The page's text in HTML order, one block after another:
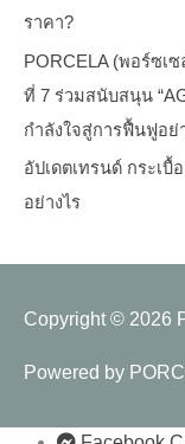
ราคา?
PORCELA (พอร์ซเ
ที่ 7 ร่วมสนับสนุน
กำลังใจสู่การฟื้นฟูอย่
อัปเดตเทรนด์ กระเบื้
อย่างไร
Copyright © 2026
Powered by